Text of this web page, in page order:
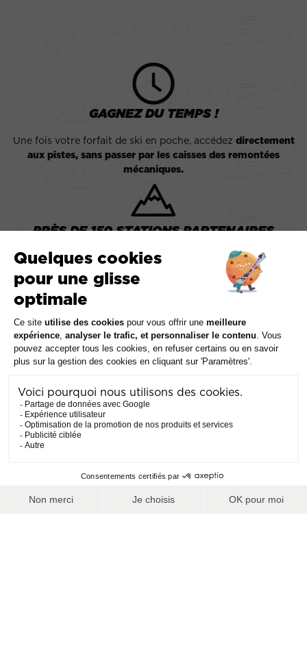
GAGNEZ DU TEMPS !
Une fois votre forfait de ski en poche, accédez directement
aux pistes, sans passer par les caisses des remontées
mécaniques.
PRÈS DE 150 STATIONS PARTENAIRES
Partez skier dans la station de votre choix parmi près de 150
stations. L'abonnement Skipower est valable dans plus de
90% du domaine skiable Français.
DES BONS PLANS TOUTE L'ANNÉE
pouvant aller jusqu’à -50%!